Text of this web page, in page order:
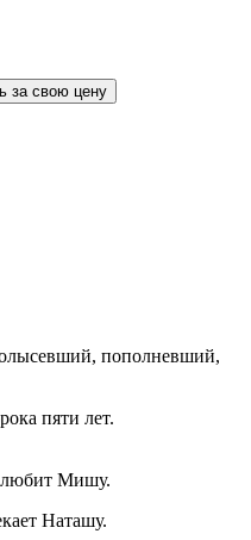
за свою цену
пополневший,
пяти лет.
Мишу.
Наташу.